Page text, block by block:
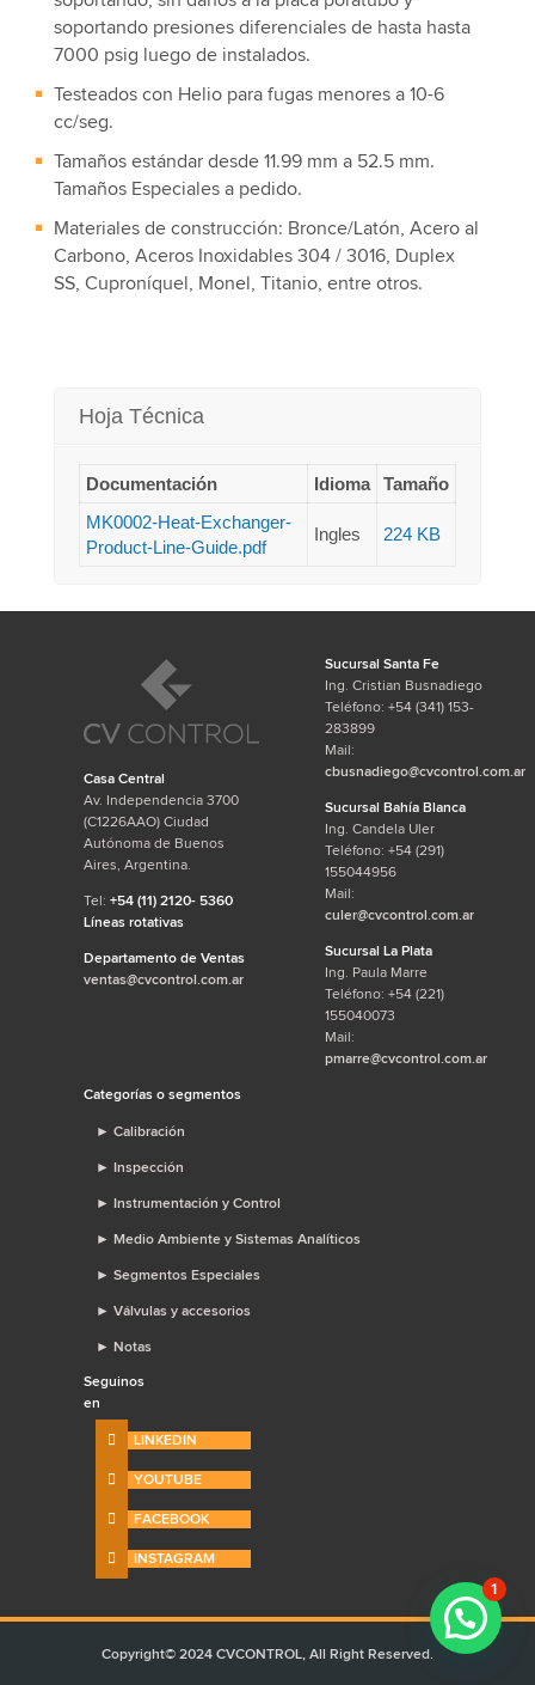
soportando presiones diferenciales de hasta hasta
7000 psig luego de instalados.
Testeados con Helio para fugas menores a 10-6
cc/seg.
Tamaños estándar desde 11.99 mm a 52.5 mm.
Tamaños Especiales a pedido.
Materiales de construcción: Bronce/Latón, Acero al
Carbono, Aceros Inoxidables 304 / 3016, Duplex
SS, Cuproníquel, Monel, Titanio, entre otros.
Hoja Técnica
Documentación Idioma
Tamaño
MK0002-Heat-Exchanger-
Product-Line-Guide.pdf
Ingles 224 KB
Casa Central
Av. Independencia 3700
(C1226AAO) Ciudad
Autónoma de Buenos
Aires, Argentina.
Tel: +54 (11) 2120- 5360
Líneas rotativas
Departamento de Ventas
ventas@cvcontrol.com.ar
Sucursal Santa Fe
Ing. Cristian Busnadiego
Teléfono: +54 (341) 153-
283899
Mail:
cbusnadiego@cvcontrol.com.ar
Sucursal Bahía Blanca
Ing. Candela Uler
Teléfono: +54 (291)
155044956
Mail:
culer@cvcontrol.com.ar
Sucursal La Plata
Ing. Paula Marre
Teléfono: +54 (221)
155040073
Mail:
pmarre@cvcontrol.com.ar
Categorías o segmentos
► Calibración
► Inspección
► Instrumentación y Control
► Medio Ambiente y Sistemas Analíticos
► Segmentos Especiales
► Válvulas y accesorios
► Notas
Seguinos
en
LINKEDIN
YOUTUBE
FACEBOOK
INSTAGRAM
Copyright© 2024 CVCONTROL, All Right Reserved.
1